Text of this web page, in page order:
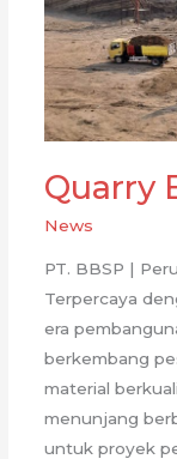
Quarry
News
PT. BBSP |
Terpercaya
era
berkembang
material
menunjang
untuk proyek